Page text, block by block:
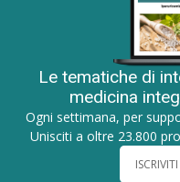
Le tematiche di
medicina
Ogni settimana, per
Unisciti a oltre 23.800